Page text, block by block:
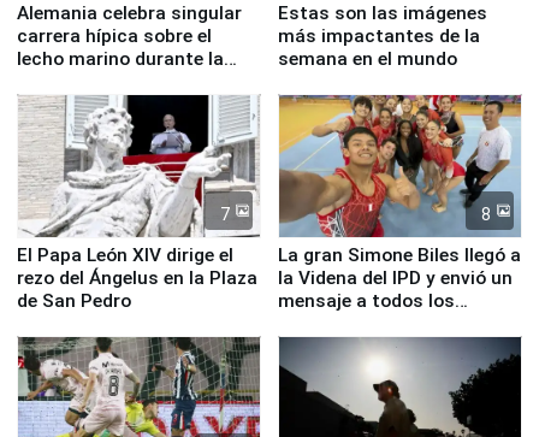
Alemania celebra singular
carrera hípica sobre el
lecho marino durante la
Estas son las imágenes
más impactantes de la
semana en el mundo
7
El Papa León XIV dirige el
rezo del Ángelus en la Plaza
de San Pedro
8
La gran Simone Biles llegó a
la Videna del IPD y envió un
mensaje a todos los